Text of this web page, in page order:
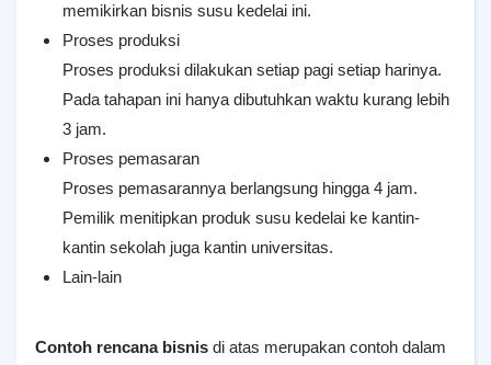
memikirkan bisnis susu kedelai ini.
Proses produksi
Proses produksi dilakukan setiap pagi setiap harinya.
Pada tahapan ini hanya dibutuhkan waktu kurang lebih
3 jam.
Proses pemasaran
Proses pemasarannya berlangsung hingga 4 jam.
Pemilik menitipkan produk susu kedelai ke kantin-
kantin sekolah juga kantin universitas.
Lain-lain
Contoh rencana bisnis di atas merupakan contoh dalam